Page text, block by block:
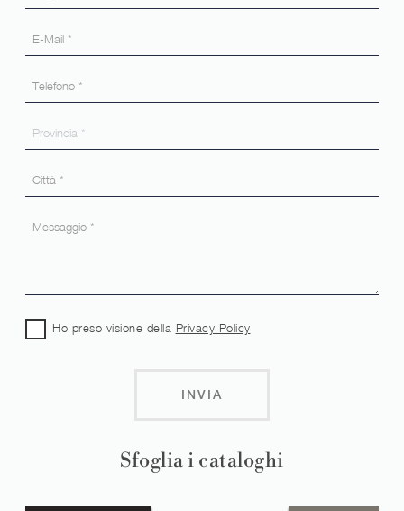
Sfoglia i cataloghi
Ho preso visione della Privacy Policy
INVIA